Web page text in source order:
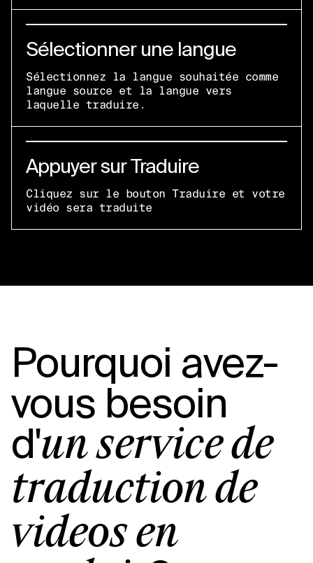
Sélectionner une langue
Sélectionnez la langue souhaitée comme
langue source et la langue vers
laquelle traduire.
Appuyer sur Traduire
Cliquez sur le bouton Traduire et votre
vidéo sera traduite
Pourquoi avez-
vous besoin
d'un service de
traduction de
vidéos en